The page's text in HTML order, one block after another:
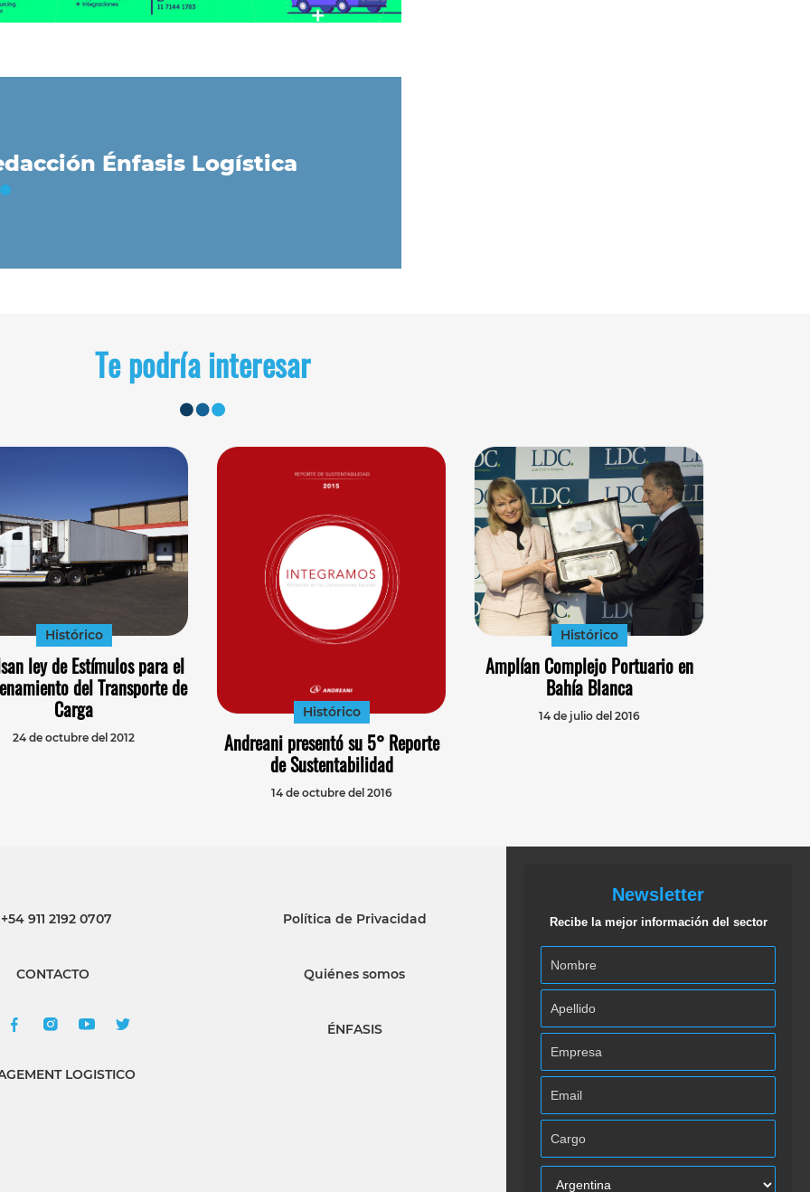
Énfasis Logística
Te podría interesar
Histórico
ley de Estímulos para el
del Transporte de
Carga
24 de octubre del 2012
Histórico
Andreani presentó su 5° Reporte
de Sustentabilidad
14 de octubre del 2016
Histórico
Amplían Complejo Portuario en
Bahía Blanca
14 de julio del 2016
911 2192 0707
CONTACTO
LOGISTICO
Política de Privacidad
Quiénes somos
ÉNFASIS
Newsletter
Recibe la mejor información del sector